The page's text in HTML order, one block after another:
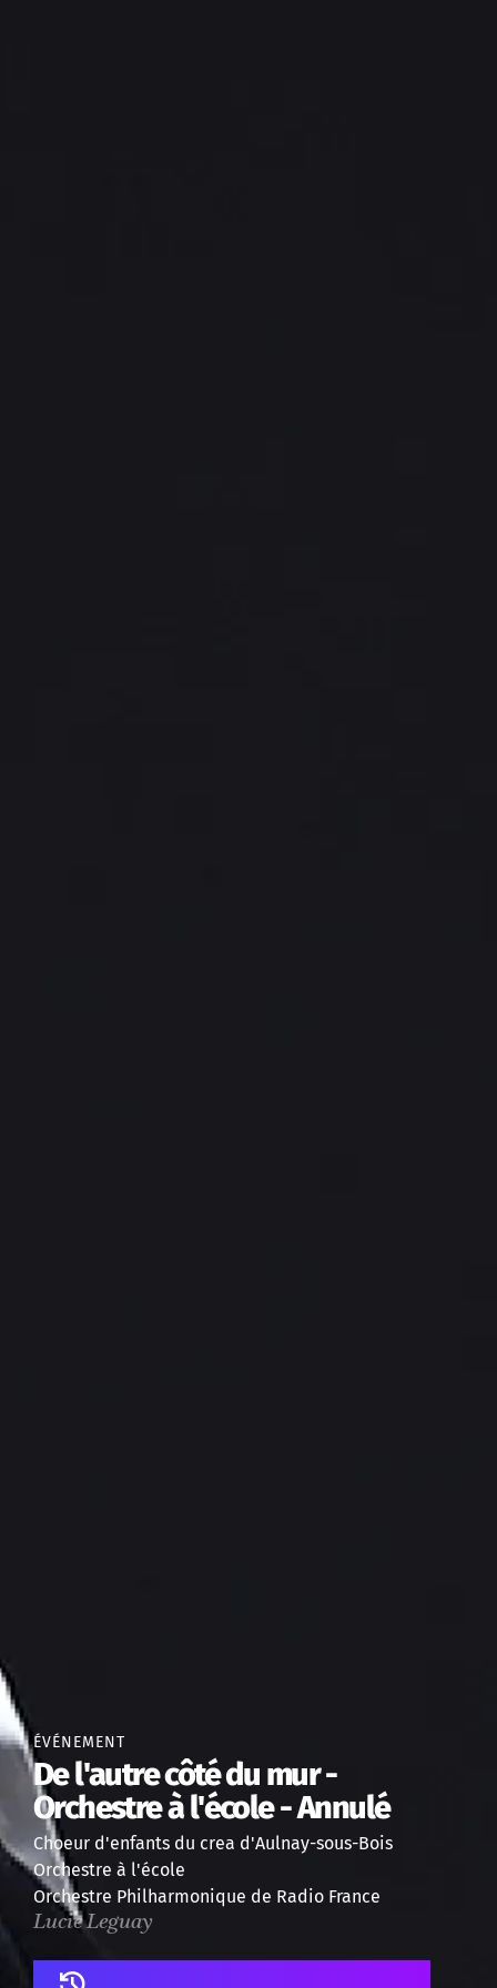
ÉVÉNEMENT
De l'autre côté du mur -
Orchestre à l'école - Annulé
Choeur d'enfants du crea d'Aulnay-sous-Bois
Orchestre à l'école
Orchestre Philharmonique de Radio France
Lucie Leguay